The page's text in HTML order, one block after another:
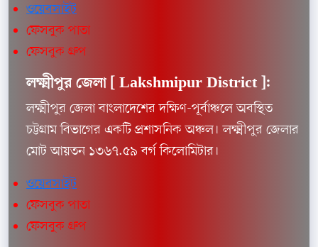
ওয়েবসাইট
ফেসবুক পাতা
ফেসবুক গ্রুপ
লক্ষ্মীপুর জেলা [ Lakshmipur District ]:
লক্ষ্মীপুর জেলা বাংলাদেশের দক্ষিণ-পূর্বাঞ্চলে অবস্থিত
চট্টগ্রাম বিভাগের একটি প্রশাসনিক অঞ্চল। লক্ষ্মীপুর জেলার
মোট আয়তন ১৩৬৭.৫৯ বর্গ কিলোমিটার।
ওয়েবসাইট
ফেসবুক পাতা
ফেসবুক গ্রুপ